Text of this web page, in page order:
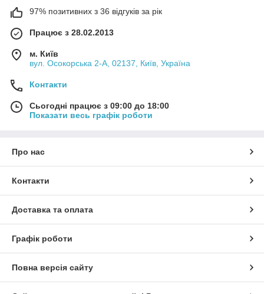
97% позитивних з 36 відгуків за рік
Працює з 28.02.2013
м. Київ
вул. Осокорська 2-А, 02137, Київ, Україна
Контакти
Сьогодні працює з 09:00 до 18:00
Показати весь графік роботи
Про нас
Контакти
Доставка та оплата
Графік роботи
Повна версія сайту